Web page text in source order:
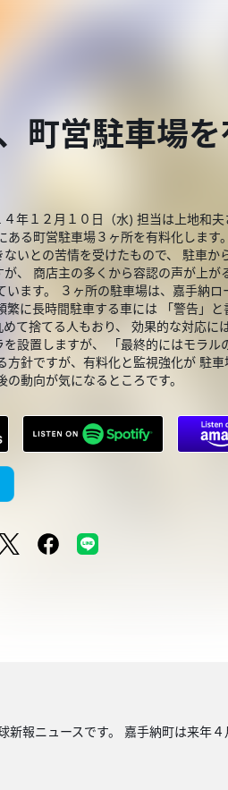
町営駐車場
１２月１０日（水) 担当は上地和夫
ある町営駐車場３ヶ所を有料化します
いとの苦情を受けたもので、 駐車
が、 商店主の多くから容認の声が上
います。 ３ヶ所の駐車場は、嘉手納
繁に長時間駐車する車には 「警告」
て捨てる人もおり、 効果的な対応
設置しますが、 「最終的にはモラ
方針ですが、有料化と監視強化が 駐
の動向が気になるところです。
ニュースです。 嘉手納町は来年４